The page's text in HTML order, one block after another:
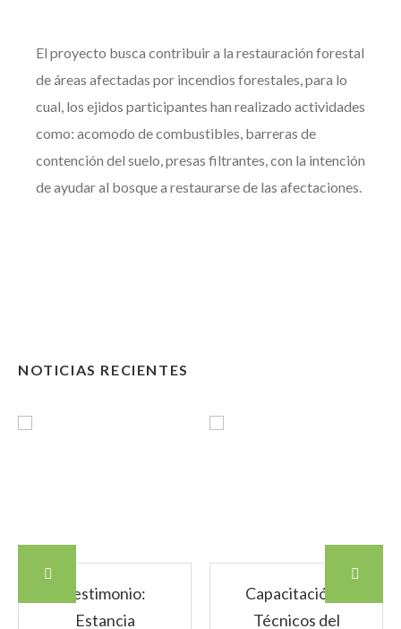
El proyecto busca contribuir a la restauración forestal
de áreas afectadas por incendios forestales, para lo
cual, los ejidos participantes han realizado actividades
como: acomodo de combustibles, barreras de
contención del suelo, presas filtrantes, con la intención
de ayudar al bosque a restaurarse de las afectaciones.
NOTICIAS RECIENTES
Testimonio:
Estancia
Capacitación a
Técnicos del